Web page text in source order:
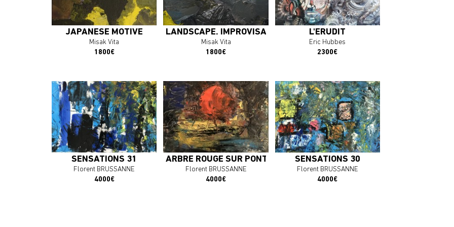
JAPANESE MOTIVE
Misak Vita
1800€
LANDSCAPE. IMPROVISATION 1.
Misak Vita
1800€
L'ÉRUDIT
Eric Hubbes
2300€
SENSATIONS 31
Florent BRUSSANNE
4000€
J'ACHÈTE L'OEUVRE
ARBRE ROUGE SUR PONT DE SEINE
Florent BRUSSANNE
4000€
J'ACHÈTE L'OEUVRE
SENSATIONS 30
Florent BRUSSANNE
4000€
J'ACHÈTE L'OEUVRE